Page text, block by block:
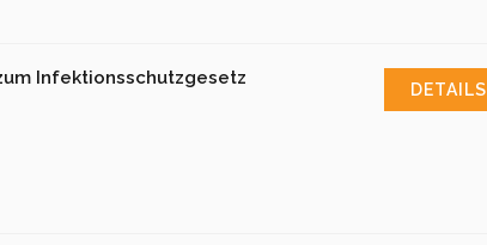
Infektionsschutzgesetz
DETAILS